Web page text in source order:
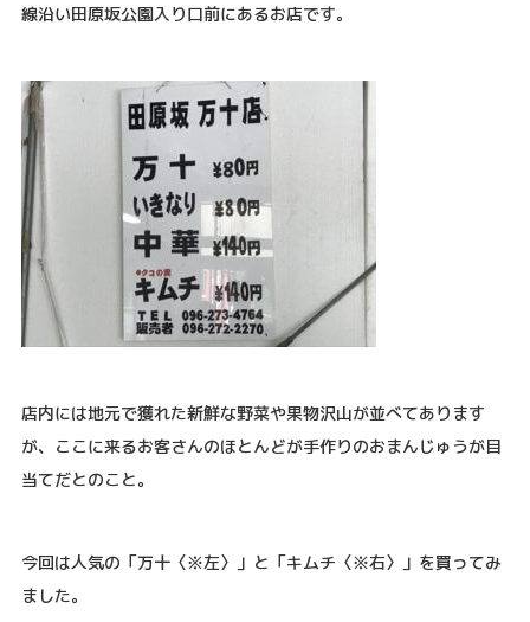
線沿い田原坂公園入り口前にあるお店です。
店内には地元で獲れた新鮮な野菜や果物沢山が並べてあります
が、ここに来るお客さんのほとんどが手作りのおまんじゅうが目
当てだとのこと。
今回は人気の「万十〈※左〉」と「キムチ〈※右〉」を買ってみ
ました。